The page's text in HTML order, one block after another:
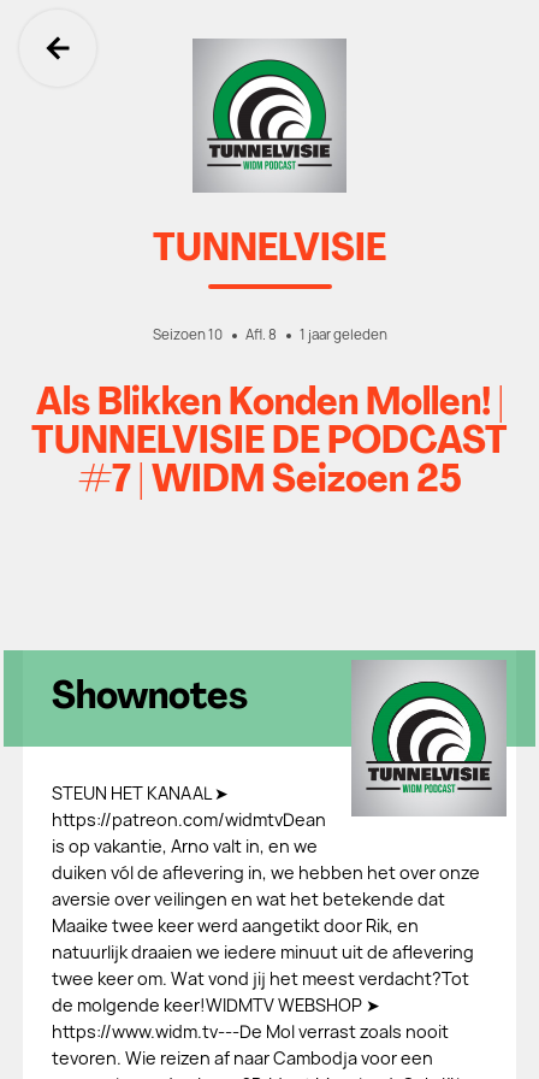
Ga terug
TUNNELVISIE
Seizoen 10 Afl. 8 1 jaar geleden
Als Blikken Konden Mollen! |
TUNNELVISIE DE PODCAST
#7 | WIDM Seizoen 25
Shownotes
STEUN HET KANAAL ➤
https://patreon.com/widmtvDean
is op vakantie, Arno valt in, en we
duiken vól de aflevering in, we hebben het over onze
aversie over veilingen en wat het betekende dat
Maaike twee keer werd aangetikt door Rik, en
natuurlijk draaien we iedere minuut uit de aflevering
twee keer om. Wat vond jij het meest verdacht?Tot
de molgende keer!WIDMTV WEBSHOP ➤
https://www.widm.tv---De Mol verrast zoals nooit
tevoren. Wie reizen af naar Cambodja voor een